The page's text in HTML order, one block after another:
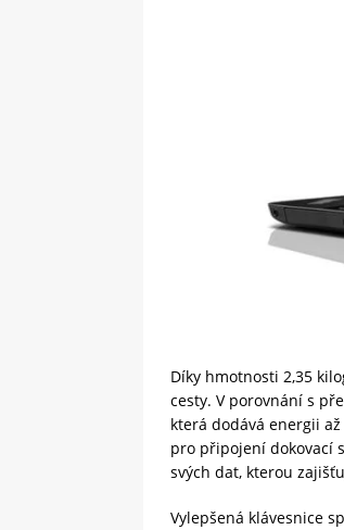
Díky hmotnosti 2,35
cesty. V porovnání s
která dodává energii
pro připojení dokovací
svých dat, kterou
Vylepšená klávesnice